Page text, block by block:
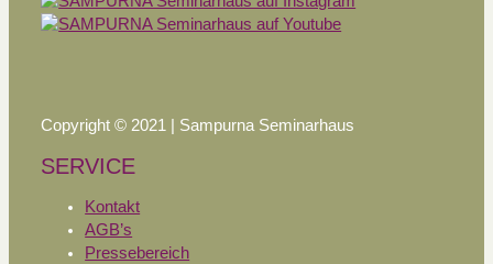
Copyright © 2021 | Sampurna Seminarhaus
SERVICE
Kontakt
AGB’s
Pressebereich